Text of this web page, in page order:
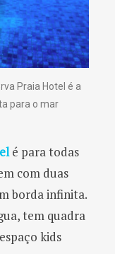
Praia Hotel é a
para o mar
é para todas
com duas
borda infinita.
tem quadra
kids